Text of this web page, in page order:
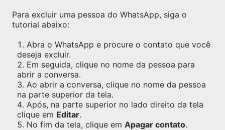
Para excluir uma pessoa do WhatsApp, siga o
tutorial abaixo:
Abra o WhatsApp e procure o contato que você
deseja excluir.
Em seguida, clique no nome da pessoa para
abrir a conversa.
Ao abrir a conversa, clique no nome da pessoa
na parte superior da tela.
Após, na parte superior no lado direito da tela
clique em Editar.
No fim da tela, clique em Apagar contato.